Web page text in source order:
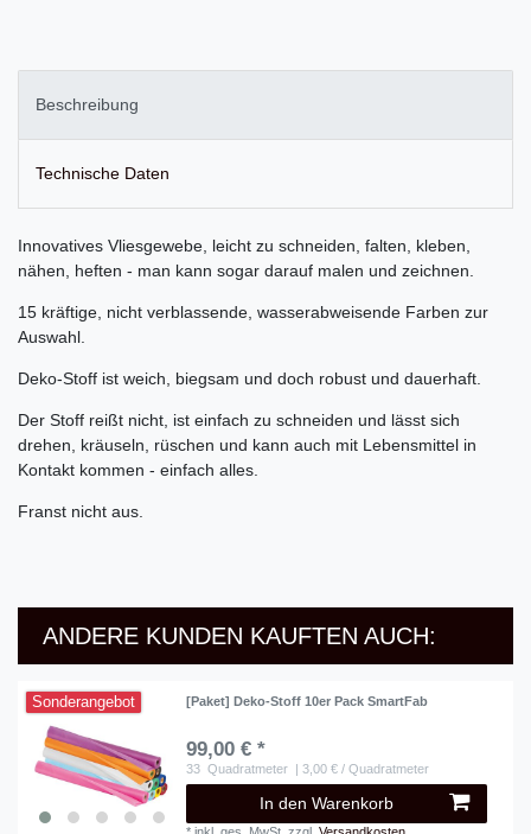
Beschreibung
Technische Daten
Innovatives Vliesgewebe, leicht zu schneiden, falten, kleben,
nähen, heften - man kann sogar darauf malen und zeichnen.
15 kräftige, nicht verblassende, wasserabweisende Farben zur
Auswahl.
Deko-Stoff ist weich, biegsam und doch robust und dauerhaft.
Der Stoff reißt nicht, ist einfach zu schneiden und lässt sich
drehen, kräuseln, rüschen und kann auch mit Lebensmittel in
Kontakt kommen - einfach alles.
Franst nicht aus.
ANDERE KUNDEN KAUFTEN AUCH:
Sonderangebot [Paket] Deko-Stoff 10er Pack SmartFab
99,00 € *
33 Quadratmeter | 3,00 € / Quadratmeter
In den Warenkorb